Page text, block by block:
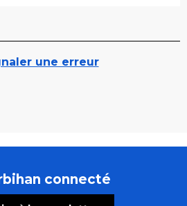
une erreur
connecté